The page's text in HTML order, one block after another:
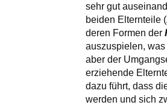
sehr gut
beiden Elternteile
deren Formen der
auszuspielen,
aber der
erziehende
dazu führt, dass
werden und sich